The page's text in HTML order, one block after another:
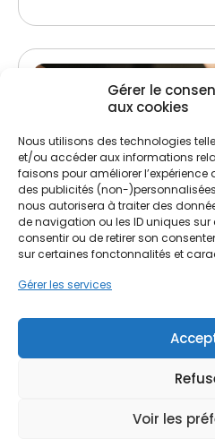
Gérer le
aux cookies
Nous utilisons des technologies
et/ou accéder aux informations
faisons pour améliorer
des publicités (non-
nous autorisera à traiter des
de navigation ou les ID uniques sur
consentir ou de retirer son
sur certaines fonctonnalités et
Gérer les services
Voir les
Traitement de
Lutte contre les insectes